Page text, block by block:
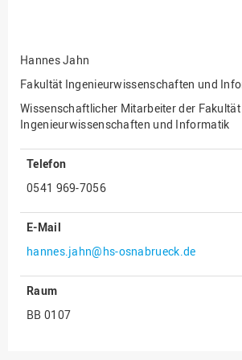
Fakultät Management,
Kultur und Technik
Fakultät Wirtschafts- und
Sozialwissenschaften
Finanzen
Drittmittel
Gebäude und Technik
Gesellschaftliches
Engagement
Gleichstellungsbüro
Hochschulleitung
Hannes Jahn
Fakultät Ingenieurwissenschaften und
Wissenschaftlicher Mitarbeiter der Fakultät
Ingenieurwissenschaften und Informatik
Telefon
0541 969-7056
E-Mail
hannes.jahn@hs-osnabrueck.de
Raum
BB 0107